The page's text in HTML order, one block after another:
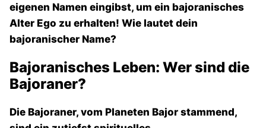
eigenen Namen eingibst, um ein bajoranisches
Alter Ego zu erhalten! Wie lautet dein
bajoranischer Name?
Bajoranisches Leben: Wer sind die
Bajoraner?
Die Bajoraner, vom Planeten Bajor stammend,